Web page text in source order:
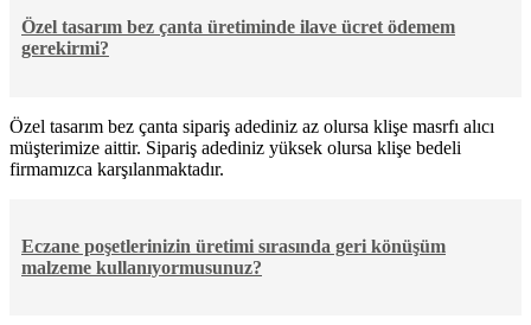
Özel tasarım bez çanta üretiminde ilave ücret ödemem
gerekirmi?
Özel tasarım bez çanta sipariş adediniz az olursa klişe masrfı alıcı
müşterimize aittir. Sipariş adediniz yüksek olursa klişe bedeli
firmamızca karşılanmaktadır.
Eczane poşetlerinizin üretimi sırasında geri könüşüm
malzeme kullanıyormusunuz?